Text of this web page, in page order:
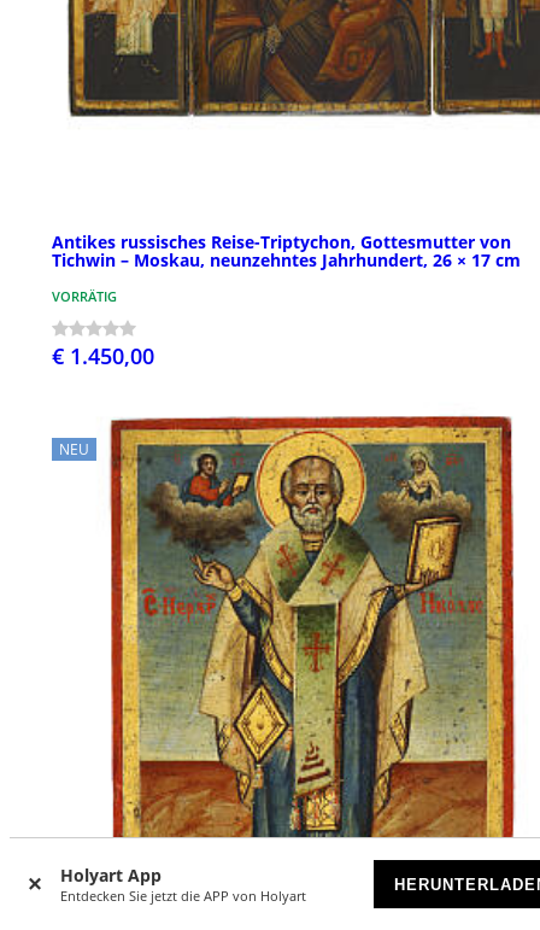
Holyart App
Entdecken Sie jetzt die APP von Holyart
Antikes russisches Reise-Triptychon, Gottesmutter von
Tichwin – Moskau, neunzehntes Jahrhundert, 26 × 17 cm
VORRÄTIG
€ 1.450,00
NEU